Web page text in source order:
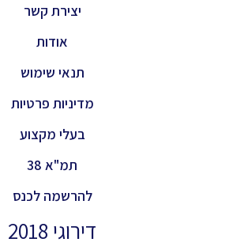
יצירת קשר
אודות
תנאי שימוש
מדיניות פרטיות
בעלי מקצוע
תמ"א 38
להרשמה לכנס
דירוגי 2018